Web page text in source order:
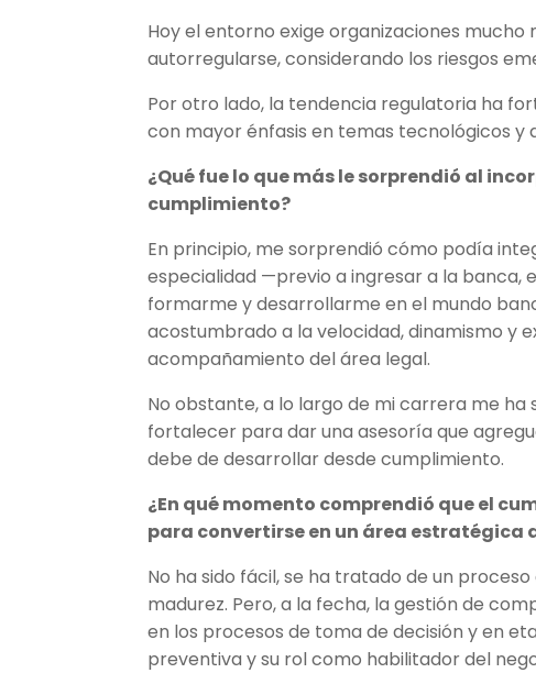
Hoy el entorno exige organizaciones
autorregularse, considerando los riesgos
Por otro lado, la tendencia regulatoria ha
con mayor énfasis en temas tecnológicos y
¿Qué fue lo que más le sorprendió al
cumplimiento?
En principio, me sorprendió cómo podía
especialidad —previo a ingresar a la banca,
formarme y desarrollarme en el mundo
acostumbrado a la velocidad, dinamismo y
acompañamiento del área legal.
No obstante, a lo largo de mi carrera me ha
fortalecer para dar una asesoría que
debe de desarrollar desde cumplimiento.
¿En qué momento comprendió que el
para convertirse en un área estratégica
No ha sido fácil, se ha tratado de un
madurez. Pero, a la fecha, la gestión de
en los procesos de toma de decisión y en
preventiva y su rol como habilitador del